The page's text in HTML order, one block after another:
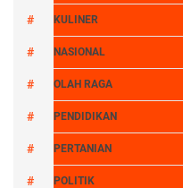
KULINER
NASIONAL
OLAH RAGA
PENDIDIKAN
PERTANIAN
POLITIK